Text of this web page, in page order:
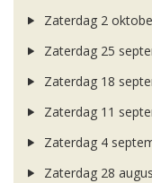
Zaterdag 2
Zaterdag 25
Zaterdag 18
Zaterdag 11
Zaterdag 4
Zaterdag 28